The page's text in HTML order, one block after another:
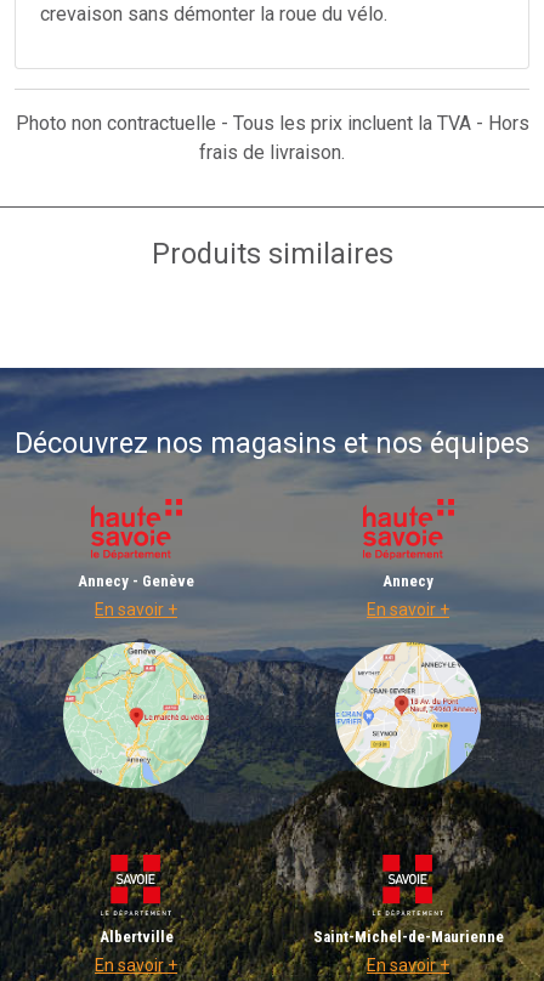
crevaison sans démonter la roue du vélo.
Photo non contractuelle - Tous les prix incluent la TVA - Hors
frais de livraison.
Produits similaires
Découvrez nos magasins et nos équipes
Annecy - Genève
En savoir +
Annecy
En savoir +
Albertville
En savoir +
Saint-Michel-de-Maurienne
En savoir +